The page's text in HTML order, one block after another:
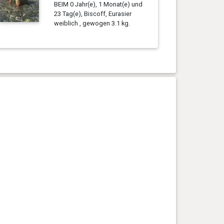
BEIM 0 Jahr(e), 1 Monat(e) und
23 Tag(e), Biscoff, Eurasier
weiblich , gewogen 3.1 kg.